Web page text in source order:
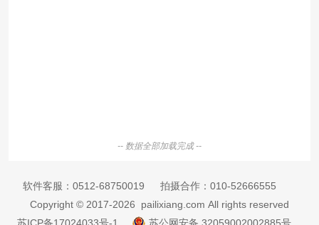
-- 数据全部加载完成 --
软件客服： 0512-68750019 拍摄合作： 010-52666555
Copyright © 2017-2026 pailixiang.com All rights reserved
苏ICP备17024033号-1
苏公网安备 32059002002885号